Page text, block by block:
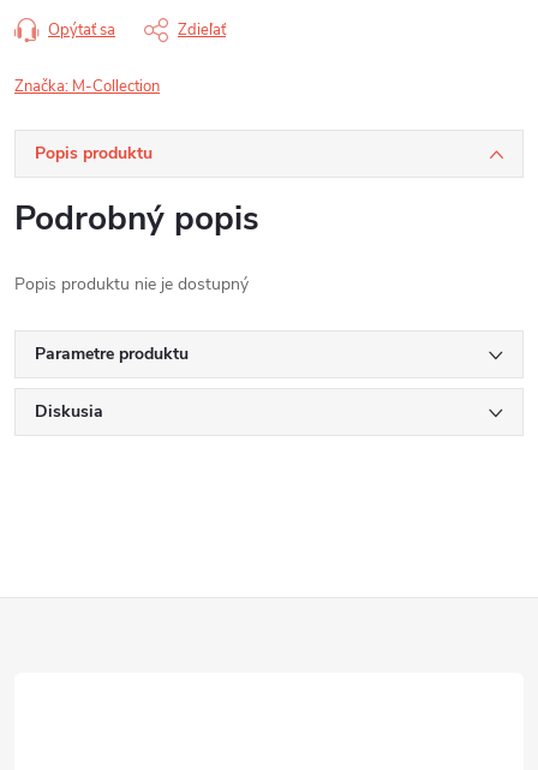
Opýtať sa Zdieľať
Značka: M-Collection
Popis produktu
Podrobný popis
Popis produktu nie je dostupný
Parametre produktu
Diskusia